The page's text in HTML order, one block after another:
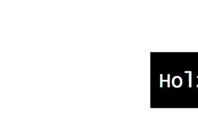
Holzwaren
Fabrikation